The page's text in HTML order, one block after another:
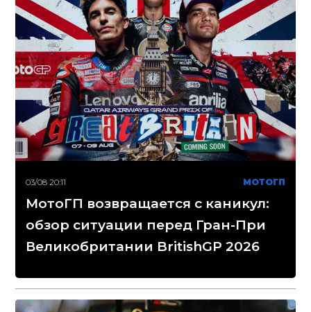
03/08 20:11 МОТОГП
МотоГП возвращается с каникул:
обзор ситуации перед Гран-При
Великобритании BritishGP 2026